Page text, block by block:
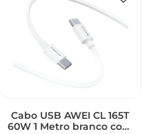
Cabo USB AWEI CL 165T
60W 1 Metro branco com